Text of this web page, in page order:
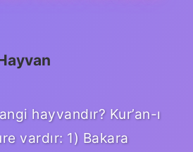
hayvandır? Kur’an-ı
vardır: 1) Bakara